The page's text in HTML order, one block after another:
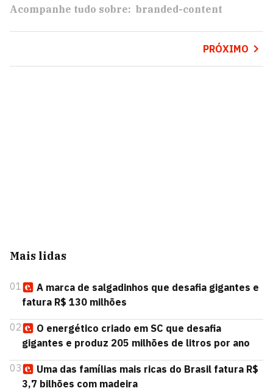
Acompanhe tudo sobre: branded-content
PRÓXIMO
Mais lidas
01
A marca de salgadinhos que desafia gigantes e
fatura R$ 130 milhões
02
O energético criado em SC que desafia
gigantes e produz 205 milhões de litros por ano
03
Uma das famílias mais ricas do Brasil fatura R$
3,7 bilhões com madeira